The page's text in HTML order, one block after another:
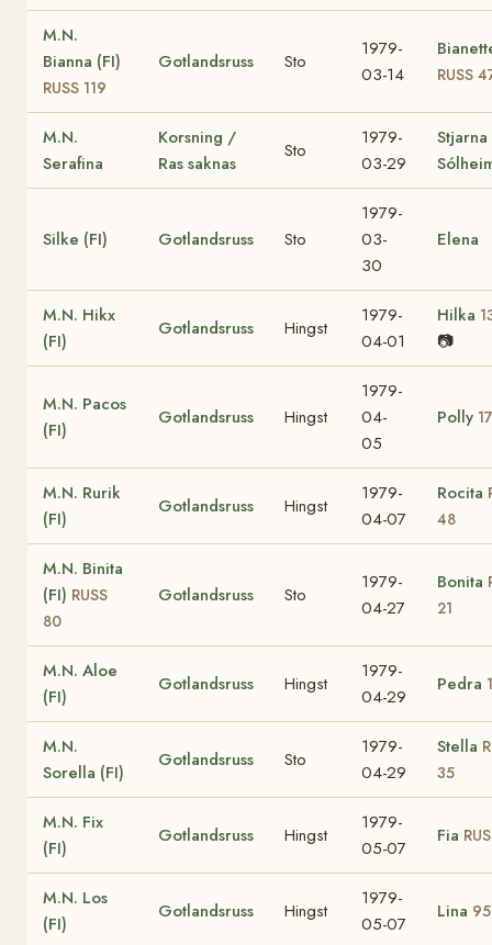
M.N.
Bianna (FI)
RUSS 119
Gotlandsruss Sto
1979-
03-14
RUSS
M.N.
Serafina
Korsning /
Ras saknas
Sto
1979-
03-29
Silke (FI) Gotlandsruss Sto
1979-
03-
30
Elena
M.N. Hikx
(FI)
Gotlandsruss Hingst
1979-
04-01
Hilka
📷
M.N. Pacos
(FI)
Gotlandsruss Hingst
1979-
04-
05
Polly
M.N. Rurik
(FI)
Gotlandsruss Hingst
1979-
04-07
Rocita
48
M.N. Binita
(FI) RUSS
80
Gotlandsruss Sto
1979-
04-27
Bonita
21
M.N. Aloe
(FI)
Gotlandsruss Hingst
1979-
04-29
Pedra
M.N.
Sorella (FI)
Gotlandsruss Sto
1979-
04-29
Stella
35
M.N. Fix
(FI)
Gotlandsruss Hingst
1979-
05-07
Fia
M.N. Los
(FI)
Gotlandsruss Hingst
1979-
05-07
Lina